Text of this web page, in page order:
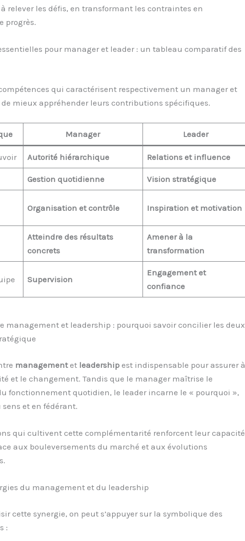
relever les défis, en transformant les contraintes en
progrès.
pour manager et leader : un tableau comparatif des
qui caractérisent respectivement un manager et
mieux appréhender leurs contributions spécifiques.
Manager Leader
Autorité hiérarchique Relations et influence
Gestion quotidienne Vision stratégique
Organisation et contrôle Inspiration et motivation
Atteindre des résultats
concrets
Amener à la
transformation
Supervision
Engagement et
confiance
management et leadership : pourquoi savoir concilier les deux
managementet leadershipest indispensable pour assurer à
et le changement. Tandis que le manager maîtrise le
fonctionnement quotidien, le leader incarne le « pourquoi »,
et en fédérant.
qui cultivent cette complémentarité renforcent leur capacité
aux bouleversements du marché et aux évolutions
du management et du leadership
cette synergie, on peut s’appuyer sur la symbolique des
: